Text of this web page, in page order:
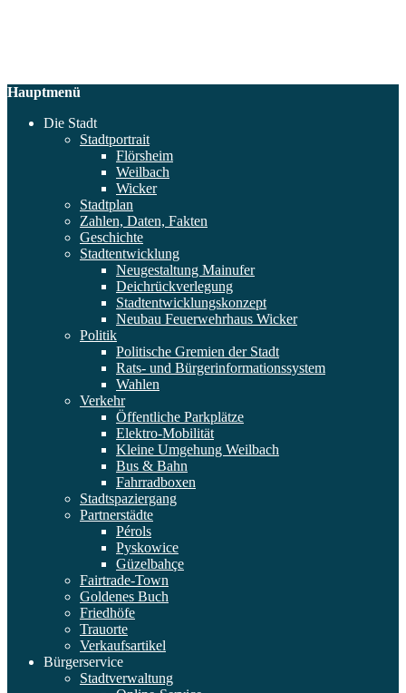
Hauptmenü
Die Stadt
Stadtportrait
Flörsheim
Weilbach
Wicker
Stadtplan
Zahlen, Daten, Fakten
Geschichte
Stadtentwicklung
Neugestaltung Mainufer
Deichrückverlegung
Stadtentwicklungskonzept
Neubau Feuerwehrhaus Wicker
Politik
Politische Gremien der Stadt
Rats- und Bürgerinformationssystem
Wahlen
Verkehr
Öffentliche Parkplätze
Elektro-Mobilität
Kleine Umgehung Weilbach
Bus & Bahn
Fahrradboxen
Stadtspaziergang
Partnerstädte
Pérols
Pyskowice
Güzelbahçe
Fairtrade-Town
Goldenes Buch
Friedhöfe
Trauorte
Verkaufsartikel
Bürgerservice
Stadtverwaltung